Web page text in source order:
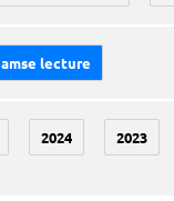
amse lecture
2024 2023